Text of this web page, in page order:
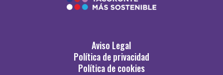
Aviso Legal
Política de privacidad
Política de cookies